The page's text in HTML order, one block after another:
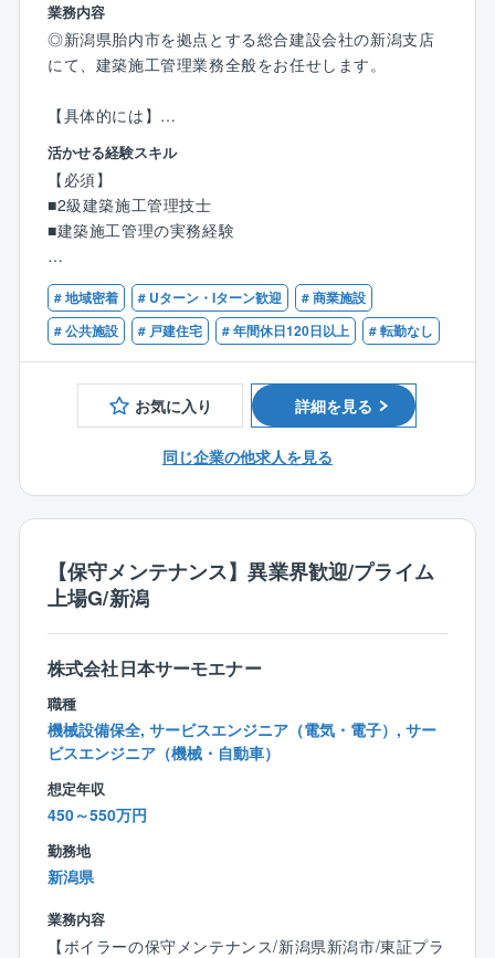
平均歩合約45万円（1棟当たり）
■平均受注数
平均年間受注数：10.25棟（1人当たり）
1棟当たり約45万円×平均10棟＝450万円
業務内容
◎新潟県胎内市を拠点とする総合建設会社の新潟支店
にて、建築施工管理業務全般をお任せします。
【具体的には】
■工程・安全・品質・原価管理等の施工管理業務全般
■現場作業員のスケジュール調整及び指示出し
■見積・図面・各種書類作成等のデスクワーク
・技術士育成講座の開講や資格取得支援制度等、技術
者としての成長を会社全体でバックアップしていま
す。本社以外からも会議システムを利用して講座の受
講が可能です。
【案件について】
■公共施設や商業施設から一般住宅まで幅広い新築・修
【同社魅力ポイント】
企業理念は「全従業員を物心両面から幸せにする心の
経営」というように従業員、お客様、地域を大切にす
る温かい社風です。年に数回は交流行事があり、会社
上と高く、一人ひとりの勤続年数が長いという点にそ
の社風が表れております。また1888年創業という長い
【同社特徴】
◎資格保持者には資格に応じた金額の手当を支給して
おります。
◎キャリアコンサルタント資格を持つ社長が社員全員
と面談し、社員のキャリア実現や想いの実現に向き合
う機会を設けております。
◎従業員同士距離が近く、コミュニケーションをとり
やすい環境。中途入社の社員の多くは、社員間の和気
を感じて入社を決めております。
活かせる経験スキル
【必須】
■2級建築施工管理技士
■建築施工管理の実務経験
【歓迎】
■1級建築施工管理技士
# 地域密着 # Uターン・Iターン歓迎
# 商業施設
# 公共施設
# 戸建住宅 # 年間休日120日以上 # 転勤なし
お気に入り 詳細を見る
同じ企業の他求人を見る
【保守メンテナンス】異業界歓迎/プライム
上場G/新潟
株式会社日本サーモエナー
職種
機械設備保全, サービスエンジニア（電気・電子）, サー
ビスエンジニア（機械・自動車）
想定年収
450～550万円
勤務地
新潟県
業務内容
【ボイラーの保守メンテナンス/新潟県新潟市/東証プラ